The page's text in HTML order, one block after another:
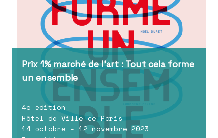
Prix 1% marché de l’art : Tout cela forme
un ensemble
4e édition
Hôtel de Ville de Paris
14 octobre – 12 novembre 2023